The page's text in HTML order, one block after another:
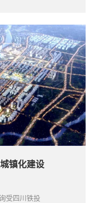
镇化建设
受四川铁投